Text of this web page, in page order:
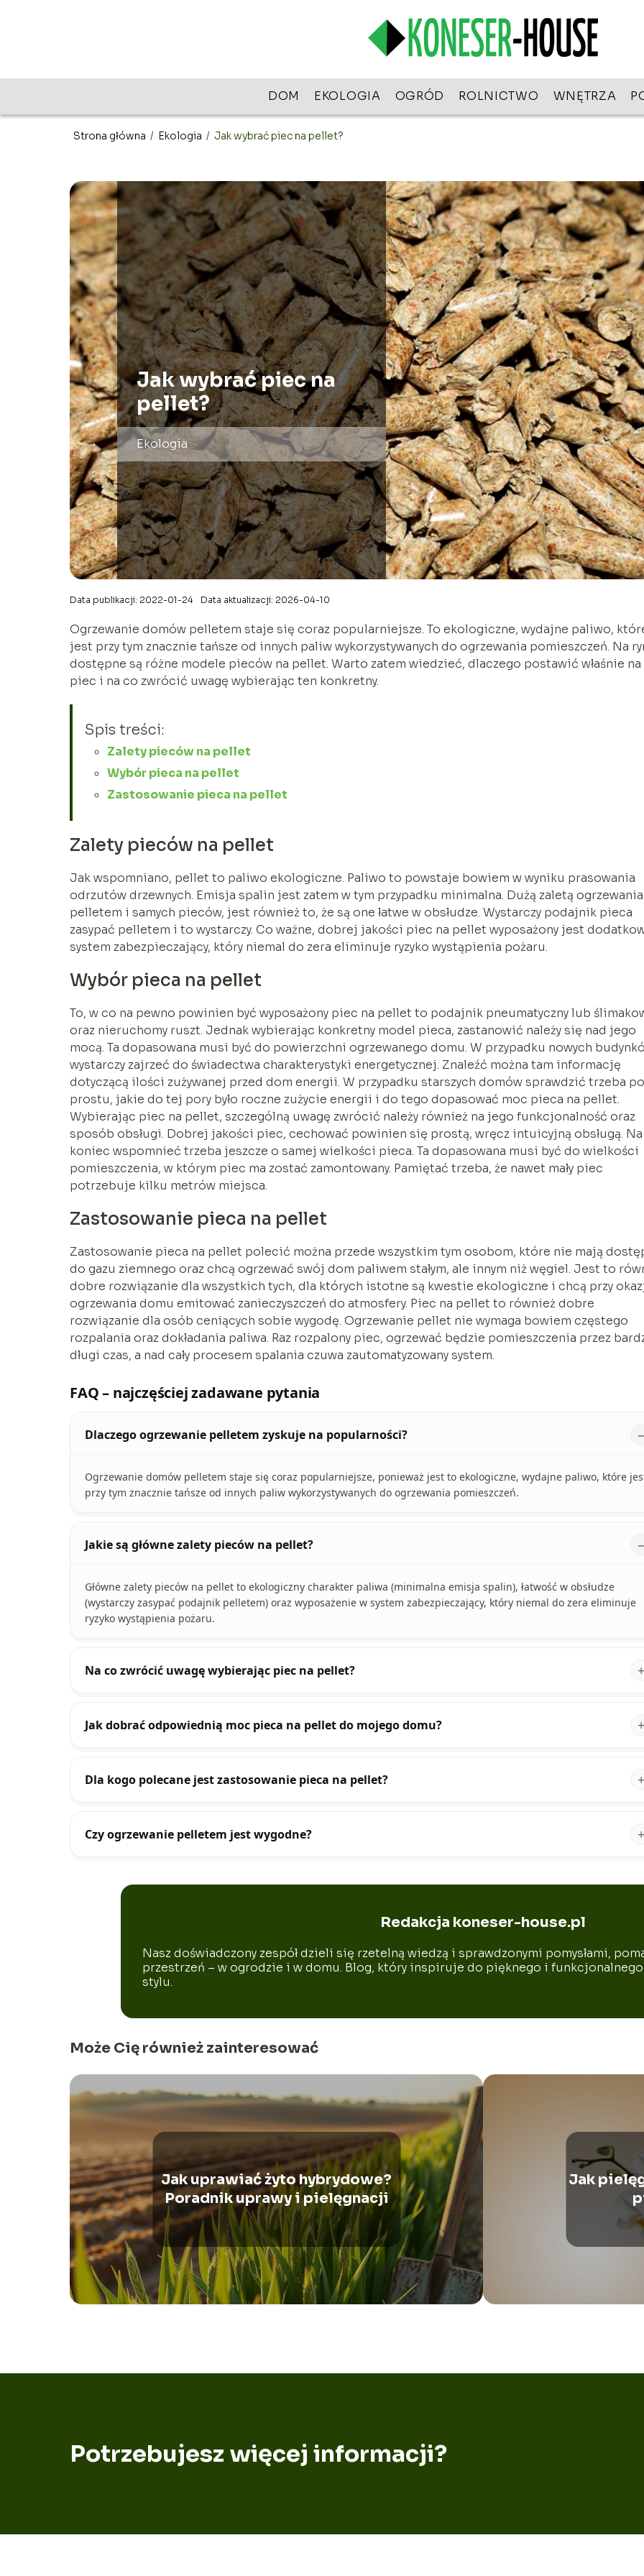
DOM EKOLOGIA OGRÓD ROLNICTWO WNĘTRZA
Strona główna / Ekologia / Jak wybrać piec na pellet?
Jak wybrać piec na
pellet?
Ekologia
Data publikacji: 2022-01-24 Data aktualizacji: 2026-04-10
Ogrzewanie domów pelletem staje się coraz popularniejsze. To ekologiczne, wydajne paliwo,
jest przy tym znacznie tańsze od innych paliw wykorzystywanych do ogrzewania pomieszczeń. Na
dostępne są różne modele pieców na pellet. Warto zatem wiedzieć, dlaczego postawić właśnie
piec i na co zwrócić uwagę wybierając ten konkretny.
Spis treści:
Zalety pieców na pellet
Wybór pieca na pellet
Zastosowanie pieca na pellet
Zalety pieców na pellet
Jak wspomniano, pellet to paliwo ekologiczne. Paliwo to powstaje bowiem w wyniku prasowania
odrzutów drzewnych. Emisja spalin jest zatem w tym przypadku minimalna. Dużą zaletą ogrzewania
pelletem i samych pieców, jest również to, że są one łatwe w obsłudze. Wystarczy podajnik pieca
zasypać pelletem i to wystarczy. Co ważne, dobrej jakości piec na pellet wyposażony jest
system zabezpieczający, który niemal do zera eliminuje ryzyko wystąpienia pożaru.
Wybór pieca na pellet
To, w co na pewno powinien być wyposażony piec na pellet to podajnik pneumatyczny lub
oraz nieruchomy ruszt. Jednak wybierając konkretny model pieca, zastanowić należy się nad jego
mocą. Ta dopasowana musi być do powierzchni ogrzewanego domu. W przypadku nowych
wystarczy zajrzeć do świadectwa charakterystyki energetycznej. Znaleźć można tam informację
dotyczącą ilości zużywanej przed dom energii. W przypadku starszych domów sprawdzić trzeba po
prostu, jakie do tej pory było roczne zużycie energii i do tego dopasować moc pieca na pellet.
Wybierając piec na pellet, szczególną uwagę zwrócić należy również na jego funkcjonalność oraz
sposób obsługi. Dobrej jakości piec, cechować powinien się prostą, wręcz intuicyjną obsługą. Na
koniec wspomnieć trzeba jeszcze o samej wielkości pieca. Ta dopasowana musi być do wielkości
pomieszczenia, w którym piec ma zostać zamontowany. Pamiętać trzeba, że nawet mały piec
potrzebuje kilku metrów miejsca.
Zastosowanie pieca na pellet
Zastosowanie pieca na pellet polecić można przede wszystkim tym osobom, które nie mają
do gazu ziemnego oraz chcą ogrzewać swój dom paliwem stałym, ale innym niż węgiel. Jest to
dobre rozwiązanie dla wszystkich tych, dla których istotne są kwestie ekologiczne i chcą przy
ogrzewania domu emitować zanieczyszczeń do atmosfery. Piec na pellet to również dobre
rozwiązanie dla osób ceniących sobie wygodę. Ogrzewanie pellet nie wymaga bowiem częstego
rozpalania oraz dokładania paliwa. Raz rozpalony piec, ogrzewać będzie pomieszczenia przez
długi czas, a nad cały procesem spalania czuwa zautomatyzowany system.
FAQ – najczęściej zadawane pytania
Dlaczego ogrzewanie pelletem zyskuje na popularności?
Ogrzewanie domów pelletem staje się coraz popularniejsze, ponieważ jest to ekologiczne, wydajne paliwo, które
przy tym znacznie tańsze od innych paliw wykorzystywanych do ogrzewania pomieszczeń.
Jakie są główne zalety pieców na pellet?
Główne zalety pieców na pellet to ekologiczny charakter paliwa (minimalna emisja spalin), łatwość w obsłudze
(wystarczy zasypać podajnik pelletem) oraz wyposażenie w system zabezpieczający, który niemal do zera eliminuje
ryzyko wystąpienia pożaru.
Na co zwrócić uwagę wybierając piec na pellet?
Jak dobrać odpowiednią moc pieca na pellet do mojego domu?
Dla kogo polecane jest zastosowanie pieca na pellet?
Czy ogrzewanie pelletem jest wygodne?
Redakcja koneser-house.pl
Nasz doświadczony zespół dzieli się rzetelną wiedzą i sprawdzonymi pomysłami,
przestrzeń – w ogrodzie i w domu. Blog, który inspiruje do pięknego i
stylu.
Może Cię również zainteresować
Jak uprawiać żyto hybrydowe?
Poradnik uprawy i pielęgnacji
Jak
Potrzebujesz więcej informacji?